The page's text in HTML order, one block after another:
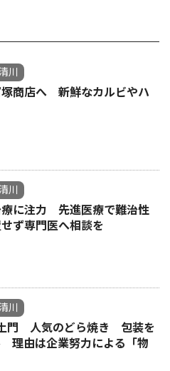
川
塚商店へ 新鮮なカルビやハ
川
療に注力 先進医療で難治性
ず専門医へ相談を
川
門 人気のどら焼き 包装を
理由は企業努力による「物